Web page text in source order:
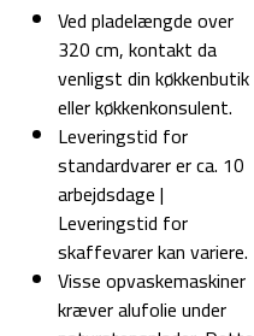
Ved pladelængde over
320 cm, kontakt da
venligst din køkkenbutik
eller køkkenkonsulent.
Leveringstid for
standardvarer er ca. 10
arbejdsdage |
Leveringstid for
skaffevarer kan variere.
Visse opvaskemaskiner
kræver alufolie under